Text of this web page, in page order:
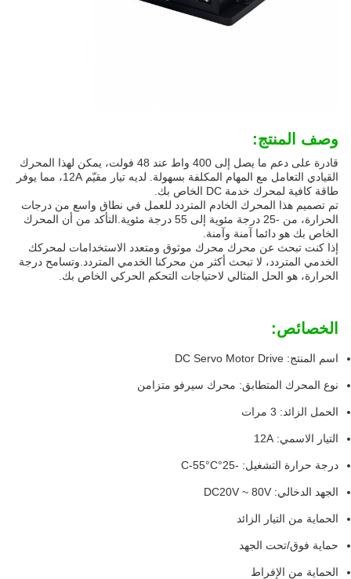
وصف المنتج:
قادرة على دعم ما يصل إلى 400 واط عند 48 فولت، يمكن لهذا المحرك
القيادي التعامل مع المهام المكلفة بسهولة. لديه تيار مقيّم 12A، مما يوفر
طاقة كافية لمحرك خدمة DC الخاص بك.
تم تصميم هذا المحرك الخادم المتردد للعمل في نطاق واسع من درجات
الحرارة، من -25 درجة مئوية إلى 55 درجة مئوية.التأكد من أن المحرك
الخاص بك هو دائما آمنة وآمنة.
إذا كنت تبحث عن محرك محرك موثوق ومتعدد الاستخدامات لمحركك
الخدمي المتردد، لا تبحث أكثر من محركنا الخدمي المتردد.وتسامح درجة
الحرارة، هو الحل المثالي لاحتياجات التحكم الحركي الخاص بك.
الخصائص:
اسم المنتج: DC Servo Motor Drive
نوع المحرك المتطابق: محرك سيرفو متزامن
الحمل الزائد: 3 مرات
التيار الاسمي: 12A
درجة حرارة التشغيل: -25°C-55°C
الجهد الدخالي: DC20V ~ 80V
الحماية من التيار الزائد
حماية فوق/تحت الجهد
الحماية من الإفراط